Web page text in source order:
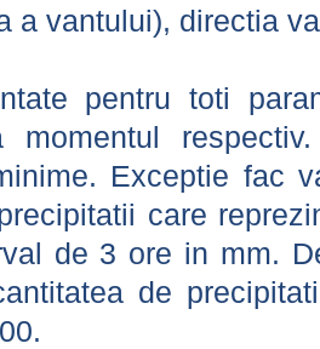
a vantului), directia
pentru toti
momentul
Exceptie fac
care
de 3 ore in mm.
de